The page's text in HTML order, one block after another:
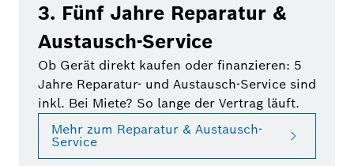
3. Fünf Jahre Reparatur &
Austausch-Service
Ob Gerät direkt kaufen oder finanzieren: 5
Jahre Reparatur- und Austausch-Service sind
inkl. Bei Miete? So lange der Vertrag läuft.
Mehr zum Reparatur & Austausch-
Service